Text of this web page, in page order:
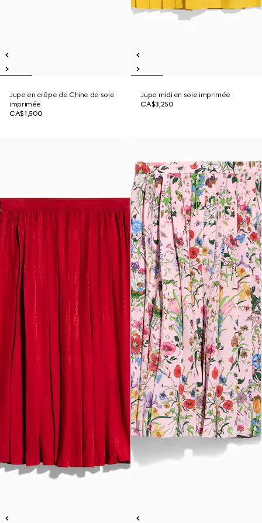
Jupe en crêpe de Chine de soie
imprimée
CA$1,500
Jupe midi en soie imprimée
CA$3,250